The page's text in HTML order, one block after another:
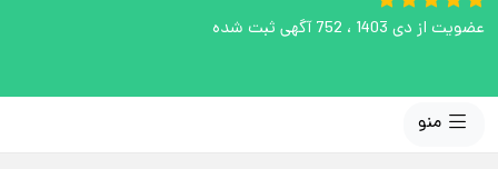
عضویت از دی 1403 ، 752 آگهی ثبت شده